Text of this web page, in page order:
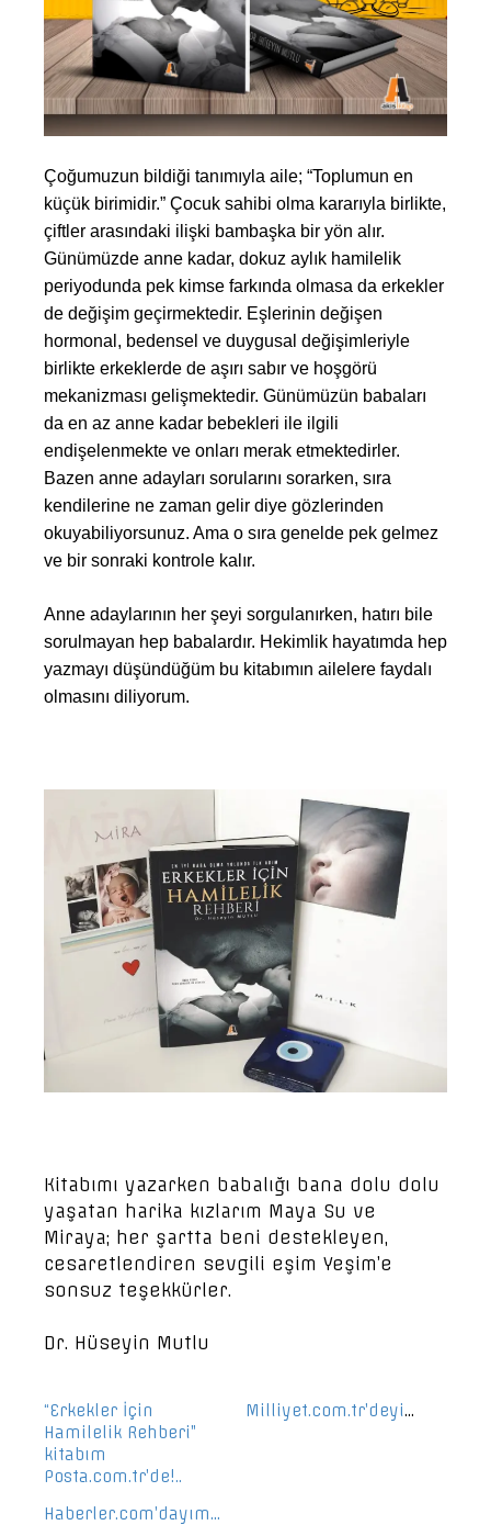
Çoğumuzun bildiği tanımıyla aile; “Toplumun en
küçük birimidir.” Çocuk sahibi olma kararıyla birlikte,
çiftler arasındaki ilişki bambaşka bir yön alır.
Günümüzde anne kadar, dokuz aylık hamilelik
periyodunda pek kimse farkında olmasa da erkekler
de değişim geçirmektedir. Eşlerinin değişen
hormonal, bedensel ve duygusal değişimleriyle
birlikte erkeklerde de aşırı sabır ve hoşgörü
mekanizması gelişmektedir. Günümüzün babaları
da en az anne kadar bebekleri ile ilgili
endişelenmekte ve onları merak etmektedirler.
Bazen anne adayları sorularını sorarken, sıra
kendilerine ne zaman gelir diye gözlerinden
okuyabiliyorsunuz. Ama o sıra genelde pek gelmez
ve bir sonraki kontrole kalır.
Anne adaylarının her şeyi sorgulanırken, hatırı bile
sorulmayan hep babalardır. Hekimlik hayatımda hep
yazmayı düşündüğüm bu kitabımın ailelere faydalı
olmasını diliyorum.
Kitabımı yazarken babalığı bana dolu dolu
yaşatan harika kızlarım Maya Su ve
Miraya; her şartta beni destekleyen,
cesaretlendiren sevgili eşim Yeşim’e
sonsuz teşekkürler.
Dr. Hüseyin Mutlu
“Erkekler İçin
Hamilelik Rehberi”
kitabım
Posta.com.tr’de!..
Milliyet.com.tr’deyim..
Haberler.com’dayım…